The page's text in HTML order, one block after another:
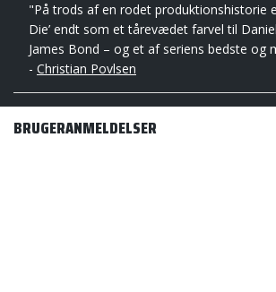
"På trods af en rodet produktionshistorie
Die’ endt som et tårevædet farvel til
James Bond – og et af seriens bedste og
- Christian Povlsen
BRUGERANMELDELSER